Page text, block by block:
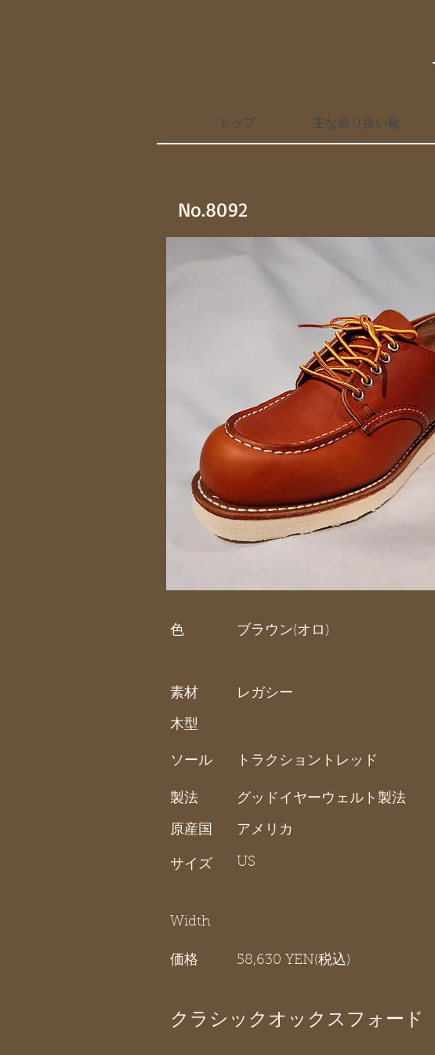
トップ 主な取り扱い靴
No.8092
色 ブラウン(オロ)
素材
木型
ソール
製法
原産国
サイズ
レガシー
トラクショントレッド
グッドイヤーウェルト製法
アメリカ
US
Width
価格 58,630 YEN(税込)
クラシックオックスフォード